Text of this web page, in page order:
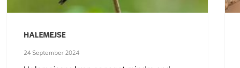
HALEMEJSE
24 September 2024